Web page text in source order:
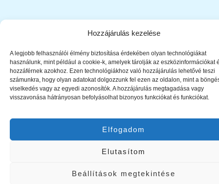
Hozzájárulás kezelése
A legjobb felhasználói élmény biztosítása érdekében olyan technológiákat
használunk, mint például a cookie-k, amelyek tárolják az eszközinformációkat
hozzáférnek azokhoz. Ezen technológiákhoz való hozzájárulás lehetővé teszi
számunkra, hogy olyan adatokat dolgozzunk fel ezen az oldalon, mint a
viselkedés vagy az egyedi azonosítók. A hozzájárulás megtagadása vagy
visszavonása hátrányosan befolyásolhat bizonyos funkciókat és funkciókat.
Elfogadom
Elutasítom
Beállítások megtekintése